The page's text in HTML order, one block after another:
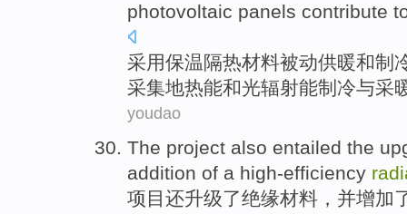
photovoltaic panels contribute
采用保温隔热材料被动供暖和制
采集地热能和光辐射能制冷与采
youdao
The project also entailed the
addition of a high-efficiency
项目还升级了绝缘材料 ， 并增加